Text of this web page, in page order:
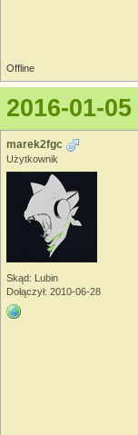
Offline
2016-01-
marek2fgc
Użytkownik
Skąd: Lubin
Dołączył: 2010-06-28